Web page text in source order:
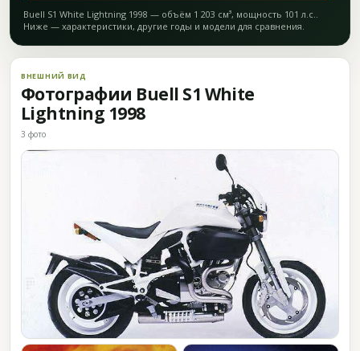
Buell S1 White Lightning 1998 — объём 1 203 см³, мощность 101 л.с..
Ниже — характеристики, другие годы и модели для сравнения.
ВНЕШНИЙ ВИД
Фотографии Buell S1 White
Lightning 1998
3 фото